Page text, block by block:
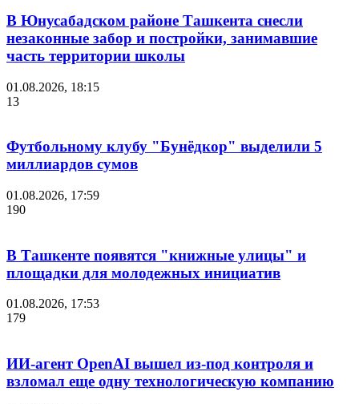
В Юнусабадском районе Ташкента снесли
незаконные забор и постройки, занимавшие
часть территории школы
01.08.2026, 18:15
13
Футбольному клубу "Бунёдкор" выделили 5
миллиардов сумов
01.08.2026, 17:59
190
В Ташкенте появятся "книжные улицы" и
площадки для молодежных инициатив
01.08.2026, 17:53
179
ИИ-агент OpenAI вышел из-под контроля и
взломал еще одну технологическую компанию